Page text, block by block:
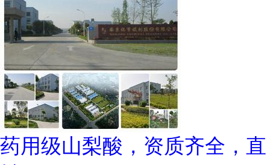
药用级山梨酸，资质齐全，直